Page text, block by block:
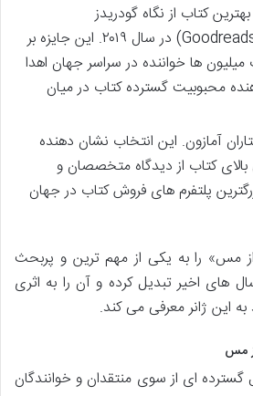
کتاب از نگاه گودریدز
(Goodreads Choice Award) در سال ۲۰۱۹. این جایزه بر
ها خواننده در سراسر جهان اهدا
محبوبیت گسترده کتاب در میان
آمازون. این انتخاب نشان دهنده
کتاب از دیدگاه متخصصان و
پلتفرم های فروش کتاب در جهان
از مس» را به یکی از مهم ترین و پربحث
های اخیر تبدیل کرده و آن را به اثری
این ژانر معرفی می کند.
مس
گسترده ای از سوی منتقدان و خوانندگان